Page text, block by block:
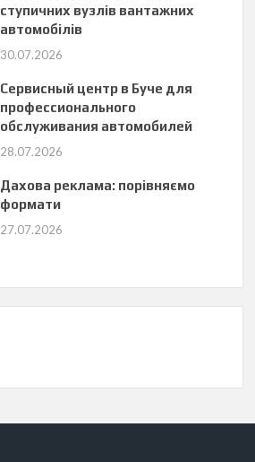
ступичних вузлів вантажних
автомобілів
30.07.2026
Сервисный центр в Буче для
профессионального
обслуживания автомобилей
28.07.2026
Дахова реклама: порівняємо
формати
27.07.2026